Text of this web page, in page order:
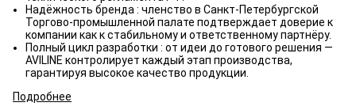
Надёжность бренда : членство в Санкт-Петербургской
Торгово-промышленной палате подтверждает доверие к
компании как к стабильному и ответственному партнёру.
Полный цикл разработки : от идеи до готового решения —
AVILINE контролирует каждый этап производства,
гарантируя высокое качество продукции.
Подробнее